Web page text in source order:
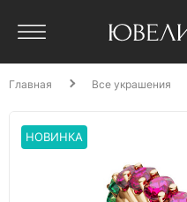
Главная Все украшения
НОВИНКА